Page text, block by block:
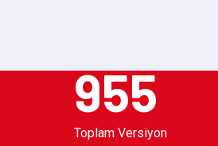
955
Toplam Versiyon